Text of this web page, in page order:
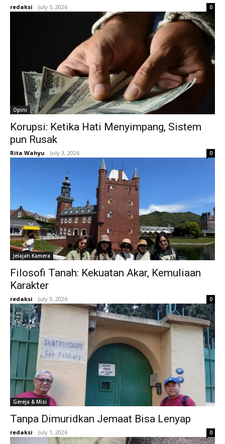
redaksi - July 5, 2026 0
Opini
Korupsi: Ketika Hati Menyimpang, Sistem
pun Rusak
Rita Wahyu - July 3, 2026 0
Jelajah Kamera
Filosofi Tanah: Kekuatan Akar, Kemuliaan
Karakter
redaksi - July 3, 2026 0
Gereja & Misi
Tanpa Dimuridkan Jemaat Bisa Lenyap
redaksi - July 1, 2026 0